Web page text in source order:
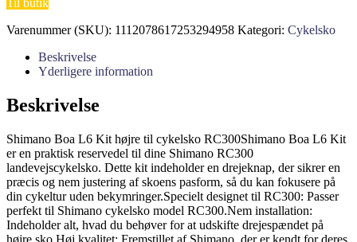
Varenummer (SKU): 1112078617253294958 Kategori: Cykelsko
Beskrivelse
Yderligere information
Beskrivelse
Shimano Boa L6 Kit højre til cykelsko RC300Shimano Boa L6 Kit
er en praktisk reservedel til dine Shimano RC300
landevejscykelsko. Dette kit indeholder en drejeknap, der sikrer en
præcis og nem justering af skoens pasform, så du kan fokusere på
din cykeltur uden bekymringer.Specielt designet til RC300: Passer
perfekt til Shimano cykelsko model RC300.Nem installation:
Indeholder alt, hvad du behøver for at udskifte drejespændet på
højre sko.Høj kvalitet: Fremstillet af Shimano, der er kendt for deres